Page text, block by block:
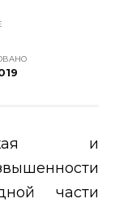
и
части